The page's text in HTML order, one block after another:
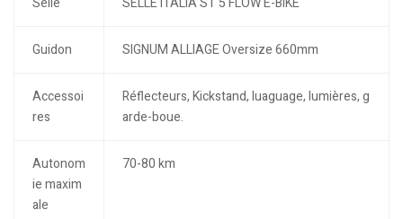
Guidon SIGNUM ALLIAGE Oversize 660mm
Accessoi
res
Réflecteurs, Kickstand, luaguage, lumières, g
arde-boue.
Autonom
ie maxim
ale
70-80 km